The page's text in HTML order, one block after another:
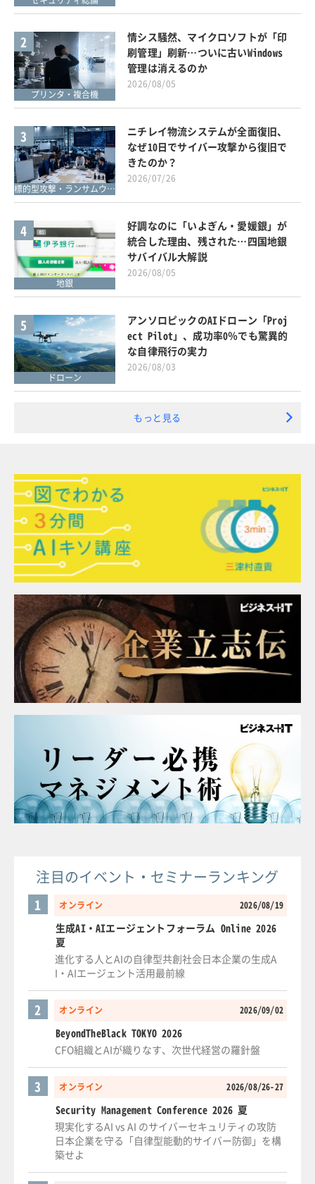
2
プリンタ・複合機
情シス騒然、マイクロソフトが「印
刷管理」刷新…ついに古いWindows
管理は消えるのか
2026/08/05
3
標的型攻撃・ランサムウェア対策
ニチレイ物流システムが全面復旧、
なぜ10日でサイバー攻撃から復旧で
きたのか？
2026/07/26
4
地銀
好調なのに「いよぎん・愛媛銀」が
統合した理由、残された…四国地銀
サバイバル大解説
2026/08/05
5
ドローン
アンソロピックのAIドローン「Proj
ect Pilot」、成功率0％でも驚異的
な自律飛行の実力
2026/08/03
もっと見る
注目のイベント・セミナーランキング
オンライン 2026/08/19
1
生成AI・AIエージェントフォーラム Online 2026
夏
進化する人とAIの自律型共創社会日本企業の生成A
I・AIエージェント活用最前線
オンライン 2026/09/02
2
BeyondTheBlack TOKYO 2026
CFO組織とAIが織りなす、次世代経営の羅針盤
オンライン 2026/08/26-27
3
Security Management Conference 2026 夏
現実化するAI vs AI のサイバーセキュリティの攻防
日本企業を守る「自律型能動的サイバー防御」を構
築せよ